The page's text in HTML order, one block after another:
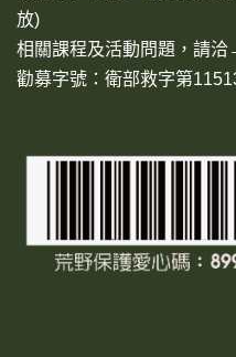
放)
相關課程及活動問題，請洽
勸募字號：衛部救字第